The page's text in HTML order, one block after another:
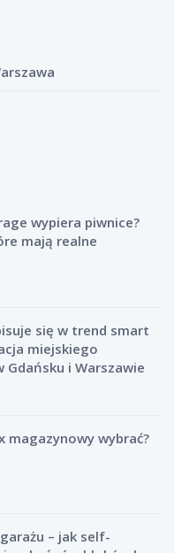
wypiera piwnice?
mają realne
się w trend smart
miejskiego
Gdańsku i Warszawie
magazynowy wybrać?
– jak self-